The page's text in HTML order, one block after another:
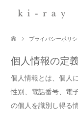
プライバシーポリシ
個人情報の定
個人情報とは、個人
性別、電話番号、電
の個人を識別し得る